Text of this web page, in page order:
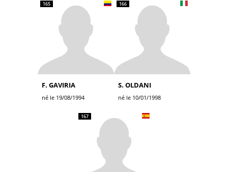
165
F. GAVIRIA
né le 19/08/1994
166
S. OLDANI
né le 10/01/1998
167